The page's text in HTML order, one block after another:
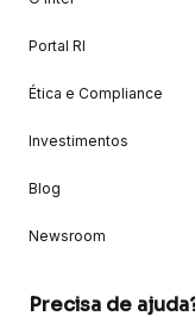
Portal RI
Ética e Compliance
Investimentos
Blog
Newsroom
Precisa de